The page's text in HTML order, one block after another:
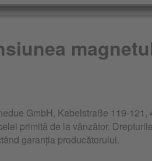
GmbH, Kabelstraße 119-
primită de la vânzător.
garanția producătorului.